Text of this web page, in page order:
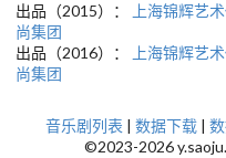
出品（2015）： 上海锦辉艺
尚集团
出品（2016）：
上海锦辉艺
尚集团
音乐剧列表 | 数据下载 |
©2023-2026